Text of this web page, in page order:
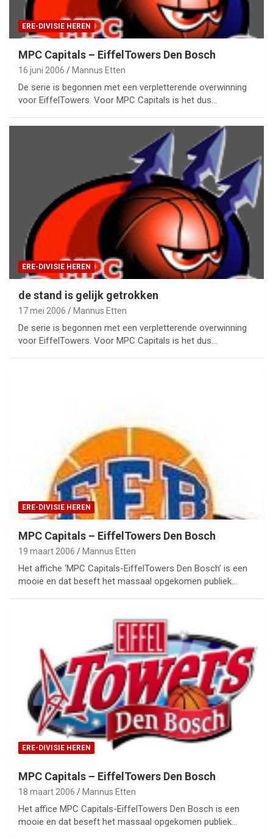
ERE-DIVISIE HEREN
MPC Capitals – EiffelTowers Den Bosch
16 juni 2006 Mannus Etten
De serie is begonnen met een verpletterende overwinning
voor EiffelTowers. Voor MPC Capitals is het dus…
ERE-DIVISIE HEREN
de stand is gelijk getrokken
17 mei 2006 Mannus Etten
De serie is begonnen met een verpletterende overwinning
voor EiffelTowers. Voor MPC Capitals is het dus…
ERE-DIVISIE HEREN
MPC Capitals – EiffelTowers Den Bosch
19 maart 2006 Mannus Etten
Het affiche ‘MPC Capitals-EiffelTowers Den Bosch’ is een
mooie en dat beseft het massaal opgekomen publiek…
ERE-DIVISIE HEREN
MPC Capitals – EiffelTowers Den Bosch
18 maart 2006 Mannus Etten
Het affice MPC Capitals-EiffelTowers Den Bosch is een
mooie en dat beseft het massaal opgekomen publiek…